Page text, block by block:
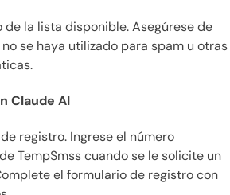
de la lista disponible. Asegúrese de
se haya utilizado para spam u otras
Claude AI
registro. Ingrese el número
TempSmss cuando se le solicite un
el formulario de registro con